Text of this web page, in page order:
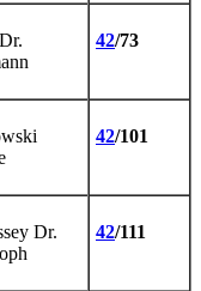
42/73
42/101
Dr.
42/111